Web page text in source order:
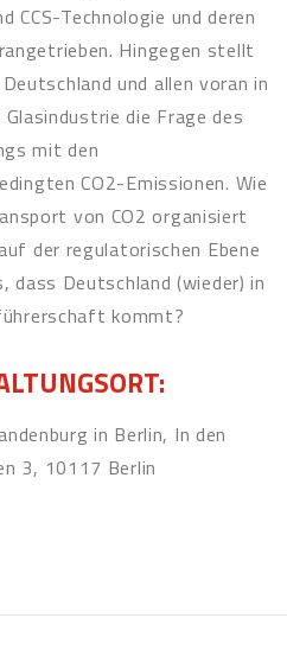
CCS-Technologie und deren
Hingegen stellt
und allen voran in
die Frage des
mit den
CO2-Emissionen. Wie
von CO2 organisiert
der regulatorischen Ebene
dass Deutschland (wieder) in
kommt?
in Berlin, In den
3, 10117 Berlin